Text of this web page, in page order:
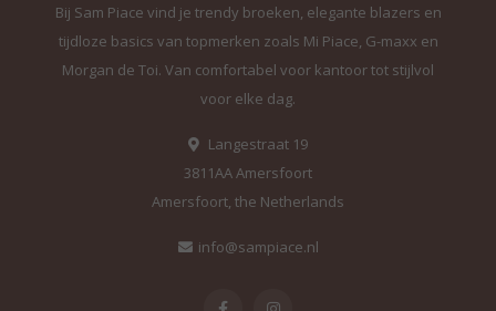
Bij Sam Piace vind je trendy broeken, elegante blazers en
tijdloze basics van topmerken zoals Mi Piace, G-maxx en
Morgan de Toi. Van comfortabel voor kantoor tot stijlvol
voor elke dag.
Langestraat 19
3811AA Amersfoort
Amersfoort, the Netherlands
info@sampiace.nl